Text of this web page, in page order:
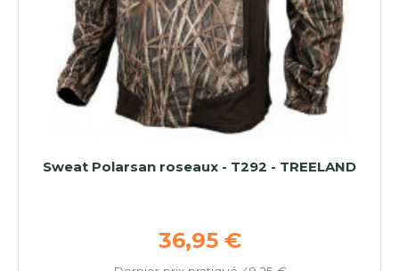
Sweat Polarsan roseaux - T292 - TREELAND
Prix de base
36,95 €